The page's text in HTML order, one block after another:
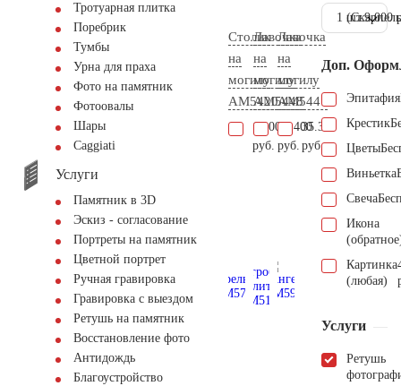
Тротуарная плитка
Поребрик
Тумбы
Урна для праха
Фото на памятник
Фотоовалы
Шары
Сaggiati
Услуги
Памятник в 3D
Эскиз - согласование
Портреты на памятник
Цветной портрет
Ручная гравировка
Гравировка с выездом
Ретушь на памятник
Восстановление фото
Антидождь
Благоустройство
Столик
на
могилу
AM5420
16.000
руб.
Лавочка
на
могилу
AM5448
23.400
руб.
Лавочка
на
могилу
AM5441
35.300
руб.
1 шт.9.000
Доп.
Эпитафия
Крестик
Цветы
Виньетка
Свеча
Икона
Картинка
(любая)
Услуги
Ретушь